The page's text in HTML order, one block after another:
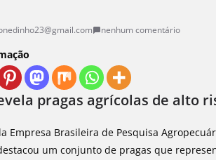
nenhum comentário
pragas agrícolas de alto
Empresa Brasileira de Pesquisa
um conjunto de pragas que